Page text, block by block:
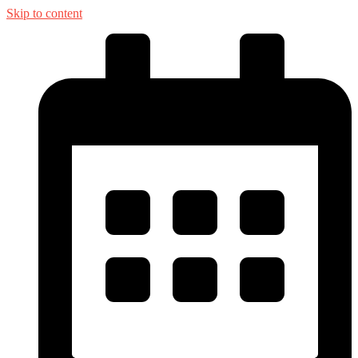
Skip to content